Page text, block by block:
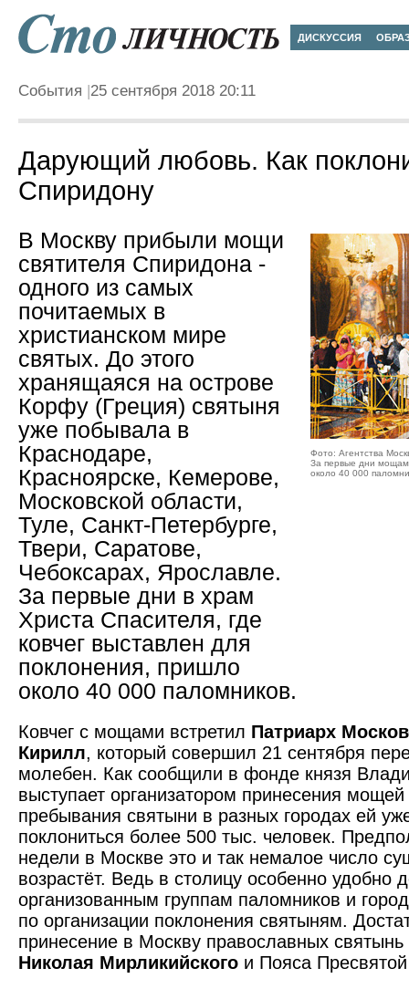
ДИСКУССИЯ
События 25 сентября 2018 20:11
Дарующий любовь. Как
Спиридону
Фото: Агентства
За первые дни мощам
около 40 000
В Москву прибыли мощи
святителя Спиридона -
одного из самых
почитаемых в
христианском мире
святых. До этого
хранящаяся на острове
Корфу (Греция) святыня
уже побывала в
Краснодаре,
Красноярске, Кемерове,
Московской области,
Туле, Санкт-Петербурге,
Твери, Саратове,
Чебоксарах, Ярославле.
За первые дни в храм
Христа Спасителя, где
ковчег выставлен для
поклонения, пришло
около 40 000 паломников.
Ковчег с мощами встретил Патриарх
Кирилл, который совершил 21 сентября
молебен. Как сообщили в фонде князя
выступает организатором принесения
пребывания святыни в разных городах ей
поклониться более 500 тыс. человек.
недели в Москве это и так немалое число
возрастёт. Ведь в столицу особенно удобно
организованным группам паломников и
по организации поклонения святыням.
принесение в Москву православных
Николая Мирликийского и Пояса